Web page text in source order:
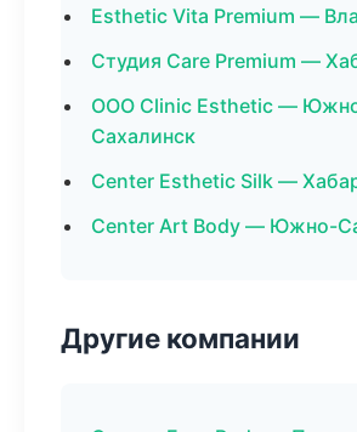
Esthetic Vita Premium —
Студия Care Premium —
ООО Clinic Esthetic —
Сахалинск
Center Esthetic Silk —
Center Art Body — Южно-
Другие компании